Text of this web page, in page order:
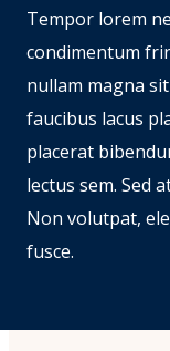
Tempor lorem
condimentum
nullam magna
faucibus lacus
placerat
lectus sem. Sed
Non volutpat,
fusce.